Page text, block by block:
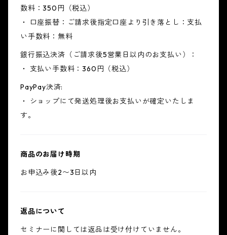
数料：350円（税込）
・ 口座振替：ご請求後指定口座より引き落とし：支払
い手数料：無料
銀行振込決済（ご請求後5営業日以内のお支払い）：
・ 支払い手数料：360円（税込）
PayPay決済:
・ ショップにて発送処理後お支払いが確定いたしま
す。
商品のお届け時期
お申込み後2〜3日以内
返品について
セミナーに関しては返品は受け付けていません。